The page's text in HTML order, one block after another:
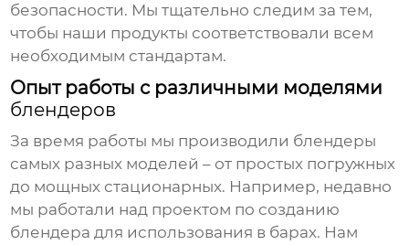
безопасности. Мы тщательно следим за тем,
чтобы наши продукты соответствовали всем
необходимым стандартам.
Опыт работы с различными моделями
блендеров
За время работы мы производили блендеры
самых разных моделей – от простых погружных
до мощных стационарных. Например, недавно
мы работали над проектом по созданию
блендера для использования в барах. Нам